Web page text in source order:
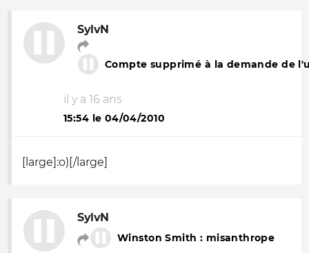
SylvN
Compte supprimé à la demande de
il y a 16 ans
15:54 le 04/04/2010
[large]:o)[/large]
SylvN
Winston Smith : misanthrope